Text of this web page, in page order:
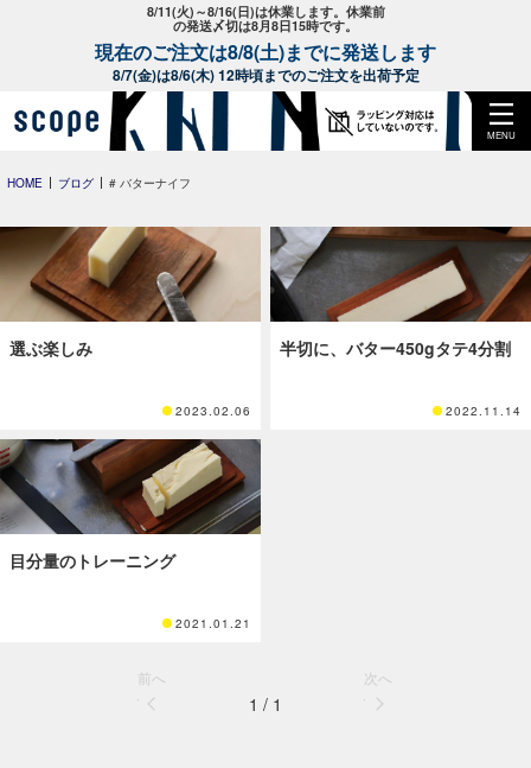
8/11(火)～8/16(日)は休業します。休業前
の発送〆切は8月8日15時です。
現在のご注文は8/8(土)までに発送します
8/7(金)は8/6(木) 12時頃までのご注文を出荷予定
MENU
HOME ブログ # バターナイフ
選ぶ楽しみ
2023.02.06
半切に、バター450gタテ4分割
2022.11.14
目分量のトレーニング
2021.01.21
前へ
1 / 1
次へ